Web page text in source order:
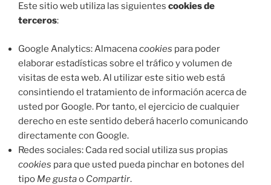
Este sitio web utiliza las siguientes cookies de
terceros:
Google Analytics: Almacenacookies para poder
elaborar estadísticas sobre el tráfico y volumen de
visitas de esta web. Al utilizar este sitio web está
consintiendo el tratamiento de información acerca de
usted por Google. Por tanto, el ejercicio de cualquier
derecho en este sentido deberá hacerlo comunicando
directamente con Google.
Redes sociales: Cada red social utiliza sus propias
cookies para que usted pueda pinchar en botones del
tipo Me gustao Compartir.